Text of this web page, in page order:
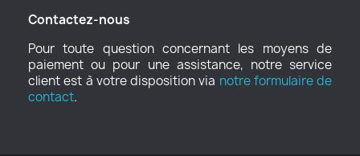
Contactez-nous
Pour toute question concernant les moyens de
paiement ou pour une assistance, notre service
client est à votre disposition via notre formulaire de
contact.